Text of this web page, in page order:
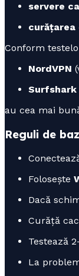
servere
curățarea
Conform
NordVPN
Surfshark
au cea mai
Reguli de
Folosește
Dacă
Curăță
Testează
La